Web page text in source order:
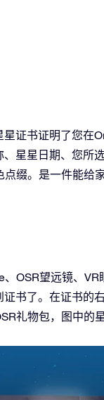
证书证明了您在
星星日期、您所
缀。是一件能给
OSR望远镜、VR
书了。在证书的
礼物包，图中的